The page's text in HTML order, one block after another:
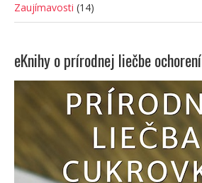
Zaujímavosti (14)
eKnihy o prírodnej liečbe ochorení